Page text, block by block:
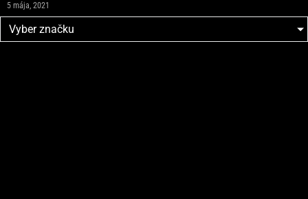
5 mája, 2021
Vyber značku